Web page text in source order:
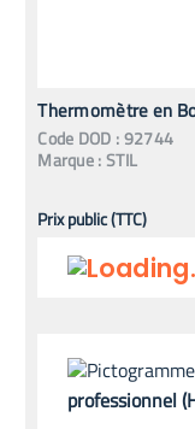
Thermomètre en
Code DOD :92744
Marque :STIL
Prix public (TTC)
professionnel